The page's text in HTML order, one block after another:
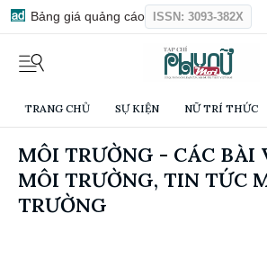
Bảng giá quảng cáo ISSN: 3093-382X
TRANG CHỦ SỰ KIỆN NỮ TRÍ THỨC
MÔI TRƯỜNG - CÁC BÀI
MÔI TRƯỜNG, TIN TỨC
TRƯỜNG